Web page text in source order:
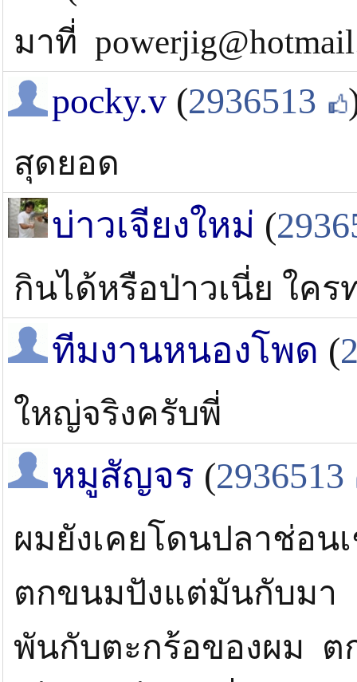
มาที่
pocky.v (2936513
สุดยอด
บ่าวเจียงใหม่ (
กินได้หรือป่าวเนี่ย ใคร
ทีมงานหนองโพด (
ใหญ่จริงครับพี่
หมูสัญจร (2936513
ผมยังเคยโดนปลาช่อน
ตกขนมปังแต่มันกับมา
พันกับตะกร้อของผม ต